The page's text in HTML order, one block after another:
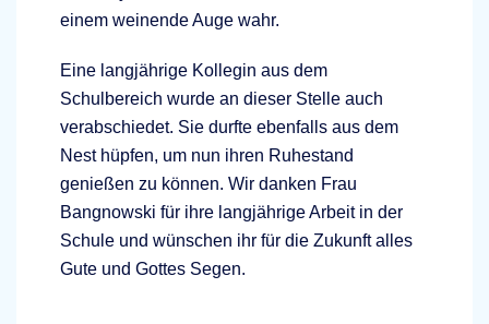
einem weinende Auge wahr.
Eine langjährige Kollegin aus dem
Schulbereich wurde an dieser Stelle auch
verabschiedet. Sie durfte ebenfalls aus dem
Nest hüpfen, um nun ihren Ruhestand
genießen zu können. Wir danken Frau
Bangnowski für ihre langjährige Arbeit in der
Schule und wünschen ihr für die Zukunft alles
Gute und Gottes Segen.